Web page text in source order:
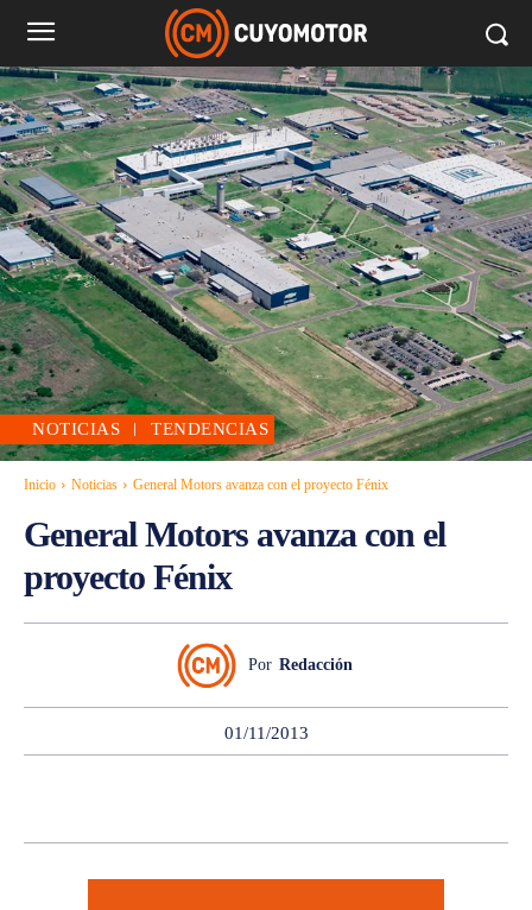
NOTICIAS TENDENCIAS
Inicio Noticias General Motors avanza con el proyecto Fénix
General Motors avanza con el
proyecto Fénix
Por Redacción
01/11/2013